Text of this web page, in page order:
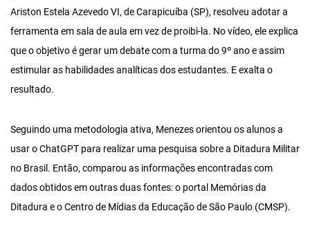
Ariston Estela Azevedo VI, de Carapicuíba (SP), resolveu adotar a
ferramenta em sala de aula em vez de proibi-la. No vídeo, ele explica
que o objetivo é gerar um debate com a turma do 9º ano e assim
estimular as habilidades analíticas dos estudantes. E exalta o
resultado.
Seguindo uma metodologia ativa, Menezes orientou os alunos a
usar o ChatGPT para realizar uma pesquisa sobre a Ditadura Militar
no Brasil. Então, comparou as informações encontradas com
dados obtidos em outras duas fontes: o portal Memórias da
Ditadura e o Centro de Mídias da Educação de São Paulo (CMSP).